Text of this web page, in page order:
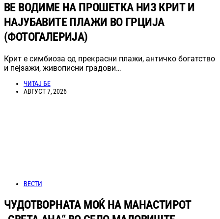
ВЕ ВОДИМЕ НА ПРОШЕТКА НИЗ КРИТ И
НАЈУБАВИТЕ ПЛАЖИ ВО ГРЦИЈА
(ФОТОГАЛЕРИЈА)
Крит е симбиоза од прекрасни плажи, античко богатство
и пејзажи, живописни градови…
ЧИТАЈ БЕ
АВГУСТ 7, 2026
ВЕСТИ
ЧУДОТВОРНАТА МОЌ НА МАНАСТИРОТ